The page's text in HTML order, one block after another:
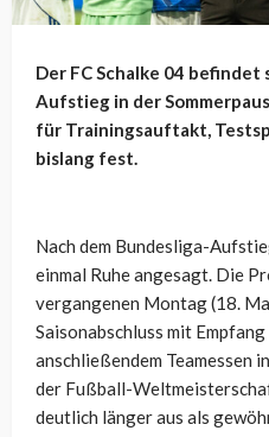
Der FC Schalke 04 befindet
Aufstieg in der
für Trainingsauftakt,
bislang fest.
Nach dem Bundesliga-
einmal Ruhe angesagt. Die
vergangenen Montag (18.
Saisonabschluss mit
anschließendem Teamessen
der Fußball-
deutlich länger aus als